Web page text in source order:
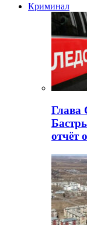
Криминал
Глава
отчёт